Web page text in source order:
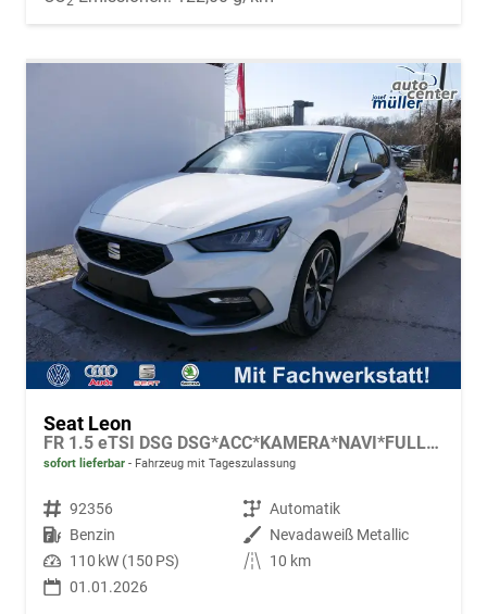
Seat Leon
FR 1.5 eTSI DSG DSG*ACC*KAMERA*NAVI*FULL-LINK*LENKRADHEIZUNG*3-ZONE KLIMAAUTOMATIK
sofort lieferbar Fahrzeug mit Tageszulassung
Fahrzeugnr. 92356 Getriebe Automatik
Kraftstoff Benzin Außenfarbe Nevadaweiß Metallic
Leistung 110 kW (150 PS) Kilometerstand
10 km
01.01.2026